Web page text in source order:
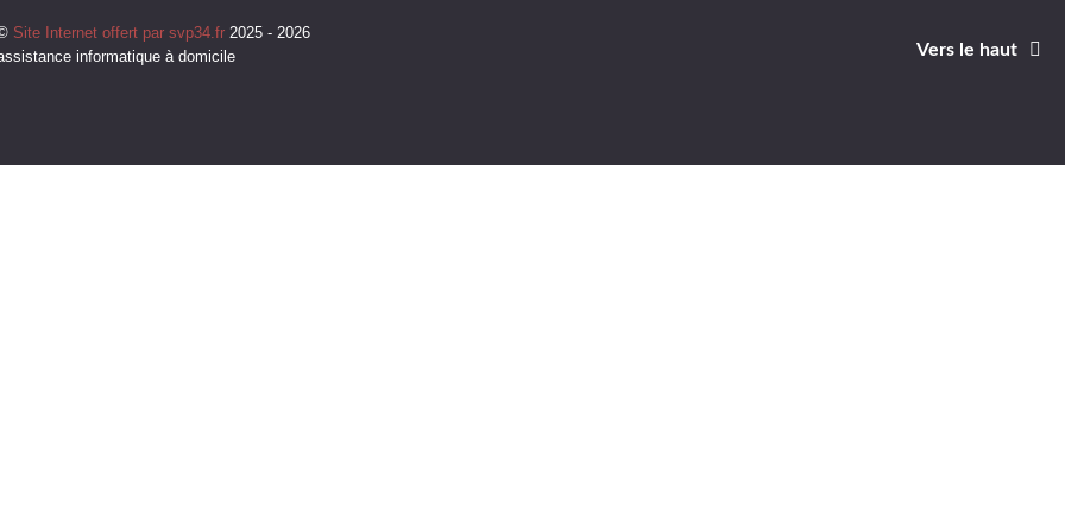
Site Internet offert par svp34.fr 2025 - 2026
informatique à domicile
Vers le haut